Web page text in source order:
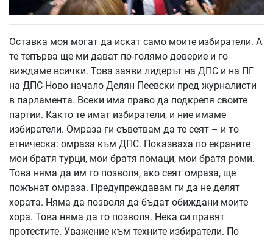
Оставка моя могат да искат само моите избиратели. А
те тепърва ще ми дават по-голямо доверие и го
виждаме всички. Това заяви лидерът на ДПС и на ПГ
на ДПС-Ново начало Делян Пеевски пред журналисти
в парламента. Всеки има право да подкрепя своите
партии. Както те имат избиратели, и ние имаме
избиратели. Омраза ги съветвам да те сеят – и то
етническа: омраза към ДПС. Показваха по екраните
мои братя турци, мои братя помаци, мои братя роми.
Това няма да им го позволя, ако сеят омраза, ще
пожънат омраза. Предупреждавам ги да не делят
хората. Няма да позволя да бъдат обиждани моите
хора. Това няма да го позволя. Нека си правят
протестите. Уважение към техните избиратели. По